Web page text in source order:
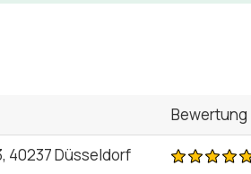
Bewertung
40237 Düsseldorf